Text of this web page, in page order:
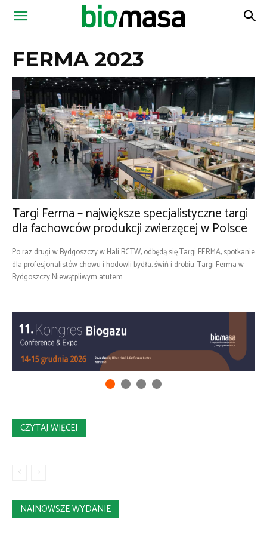
Magazyn
FERMA 2023
Targi Ferma – największe specjalistyczne targi
dla fachowców produkcji zwierzęcej w Polsce
Po raz drugi w Bydgoszczy w Hali BCTW, odbędą się Targi FERMA, spotkanie
dla profesjonalistów chowu i hodowli bydła, świń i drobiu. Targi Ferma w
Bydgoszczy Niewątpliwym atutem...
CZYTAJ WIĘCEJ
NAJNOWSZE WYDANIE